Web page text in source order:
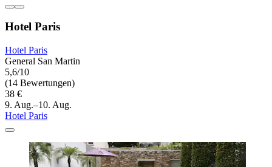
Hotel Paris
Hotel Paris
General San Martin
5,6/10
(14 Bewertungen)
38 €
9. Aug.–10. Aug.
Hotel Paris